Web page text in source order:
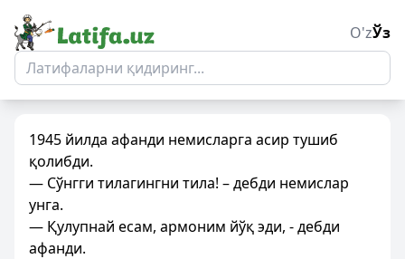
O'zЎз
1945 йилда афанди немисларга асир тушиб
қолибди.
— Сўнгги тилагингни тила! – дебди немислар
унга.
— Қулупнай есам, армоним йўқ эди, - дебди
афанди.